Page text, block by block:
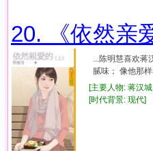
20. 《依然亲
...陈明慧喜欢
腻味； 像他那
[主要人物: 蒋汉
[时代背景: 现代